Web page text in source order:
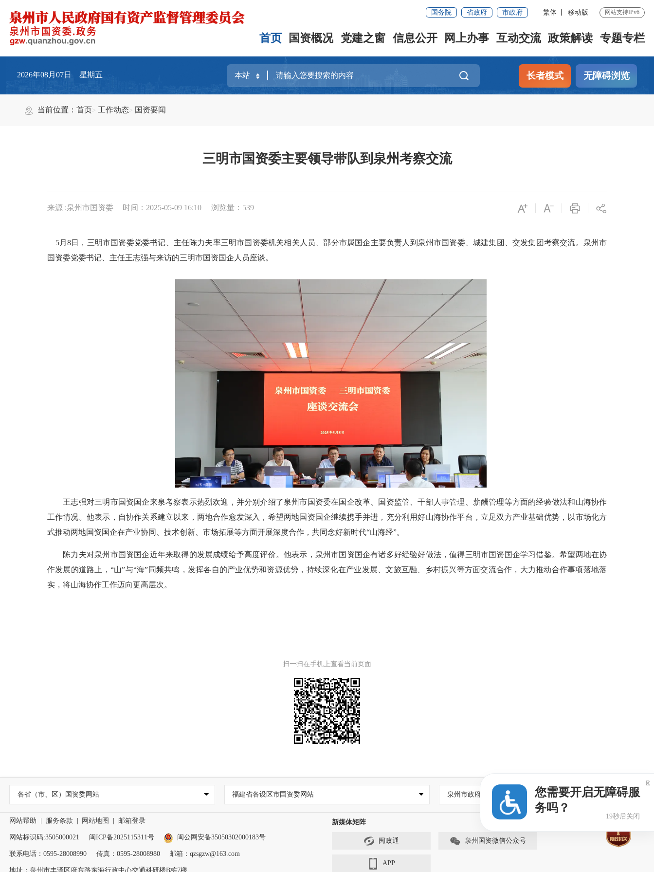
国务院 省政府 市政府 繁体 移动版 网站支持IPv6
首页 国资概况 党建之窗 信息公开 网上办事 互动交流 政策解读 专题专栏
2026年08月07日 星期五 长者模式 无障碍浏览
当前位置：首页 工作动态 国资要闻
三明市国资委主要领导带队到泉州考察交流
来源 :泉州市国资委 时间：2025-05-09 16:10 浏览量： 539
5月8日，三明市国资委党委书记、主任陈力夫率三明市国资委机关相关人员、部分市属国企主要负责人到泉州市国资委、城建集团、交发集团考察交流。泉州市
国资委党委书记、主任王志强与来访的三明市国资国企人员座谈。
王志强对三明市国资国企来泉考察表示热烈欢迎，并分别介绍了泉州市国资委在国企改革、国资监管、干部人事管理、薪酬管理等方面的经验做法和山海协作
工作情况。他表示，自协作关系建立以来，两地合作愈发深入，希望两地国资国企继续携手并进，充分利用好山海协作平台，立足双方产业基础优势，以市场化方
式推动两地国资国企在产业协同、技术创新、市场拓展等方面开展深度合作，共同念好新时代“山海经”。
陈力夫对泉州市国资国企近年来取得的发展成绩给予高度评价。他表示，泉州市国资国企有诸多好经验好做法，值得三明市国资国企学习借鉴。希望两地在协
作发展的道路上，“山”与“海”同频共鸣，发挥各自的产业优势和资源优势，持续深化在产业发展、文旅互融、乡村振兴等方面交流合作，大力推动合作事项落地落
实，将山海协作工作迈向更高层次。
扫一扫在手机上查看当前页面
各省（市、区）国资委网站 福建省各设区市国资委网站 泉州市政府部门网站
网站帮助 | 服务条款 | 网站地图 | 邮箱登录
网站标识码:3505000021 闽ICP备2025115311号 闽公网安备35050302000183号
联系电话：0595-28008990 传真：0595-28008980 邮箱：qzsgzw@163.com
地址：泉州市丰泽区府东路东海行政中心交通科研楼B栋7楼
新媒体矩阵
闽政通 泉州国资微信公众号
APP
您需要开启无障碍服
务吗？
19秒后关闭
